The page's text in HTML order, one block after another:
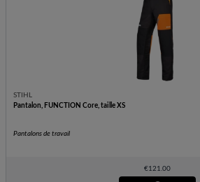
STIHL
Pantalon, FUNCTION Core, taille XS
Pantalons de travail
€121.00